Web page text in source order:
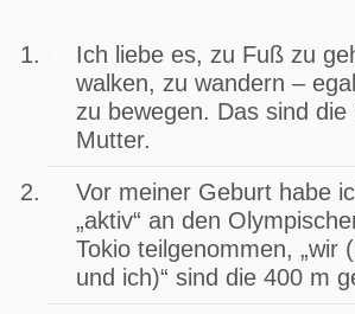
Ich liebe es, zu Fuß zu
walken, zu wandern –
zu bewegen. Das sind
Mutter.
Vor meiner Geburt habe
„aktiv“ an den
Tokio teilgenommen, „wir
und ich)“ sind die 400 m